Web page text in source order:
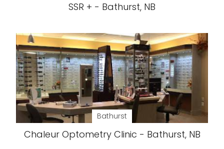
SSR + - Bathurst, NB
Bathurst
Chaleur Optometry Clinic - Bathurst, NB